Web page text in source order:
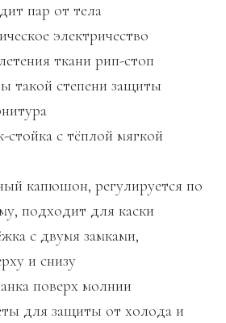
пар от тела
электричество
ткани рип-стоп
такой степени защиты
с тёплой мягкой
капюшон, регулируется по
подходит для каски
с двумя замками,
и снизу
поверх молнии
для защиты от холода и